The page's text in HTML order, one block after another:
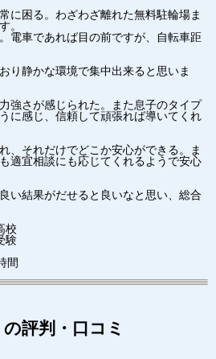
に困る。わざわざ離れた無料駐輪場ま
。
電車であれば目の前ですが、自転車距
り静かな環境で集中出来ると思いま
強さが感じられた。また息子のタイプ
に感じ、信頼して頑張れば導いてくれ
、それだけでどこか安心ができる。ま
適宜相談にも応じてくれるようで安心
い結果がだせると良いなと思い、総合
校
験
間
の評判・口コミ